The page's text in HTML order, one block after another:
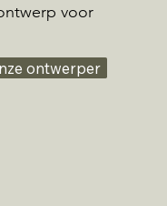
voor
ontwerper